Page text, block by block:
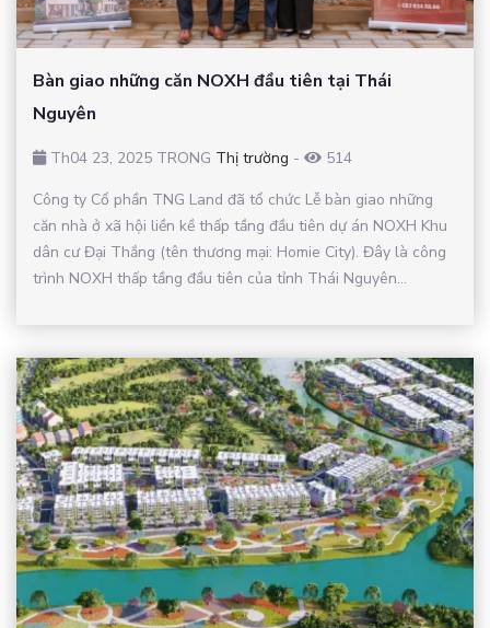
Bàn giao những căn NOXH đầu tiên tại Thái
Nguyên
Th04 23, 2025 TRONG Thị trường -
514
Công ty Cổ phần TNG Land đã tổ chức Lễ bàn giao những
căn nhà ở xã hội liền kề thấp tầng đầu tiên dự án NOXH Khu
dân cư Đại Thắng (tên thương mại: Homie City). Đây là công
trình NOXH thấp tầng đầu tiên của tỉnh Thái Nguyên...